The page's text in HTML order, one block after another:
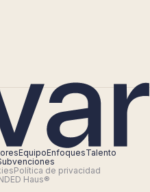
EquipoEnfoquesTalento
Política de privacidad
Haus®